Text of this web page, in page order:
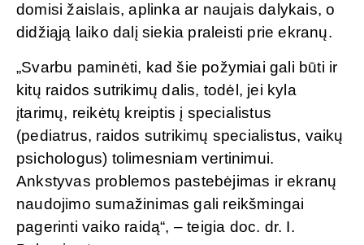
domisi žaislais, aplinka ar naujais dalykais, o
didžiąją laiko dalį siekia praleisti prie ekranų.
„Svarbu paminėti, kad šie požymiai gali būti ir
kitų raidos sutrikimų dalis, todėl, jei kyla
įtarimų, reikėtų kreiptis į specialistus
(pediatrus, raidos sutrikimų specialistus, vaikų
psichologus) tolimesniam vertinimui.
Ankstyvas problemos pastebėjimas ir ekranų
naudojimo sumažinimas gali reikšmingai
pagerinti vaiko raidą“, – teigia doc. dr. I.